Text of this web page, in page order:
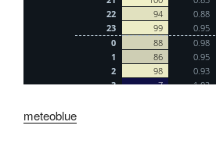
meteoblue